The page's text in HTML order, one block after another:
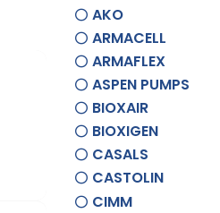
AKO
ARMACELL
ARMAFLEX
ASPEN PUMPS
BIOXAIR
BIOXIGEN
CASALS
CASTOLIN
CIMM